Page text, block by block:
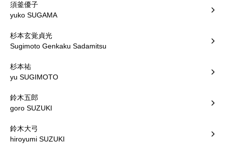
須釜優子
yuko SUGAMA
杉本玄覚貞光
Sugimoto Genkaku Sadamitsu
杉本祐
yu SUGIMOTO
鈴木五郎
goro SUZUKI
鈴木大弓
hiroyumi SUZUKI